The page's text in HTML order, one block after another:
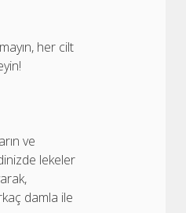
her cilt
ve
lekeler
damla ile